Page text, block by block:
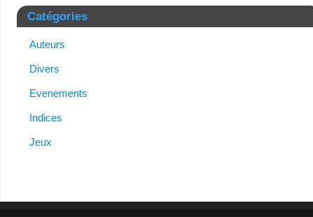
Catégories
Auteurs
Divers
Evenements
Indices
Jeux